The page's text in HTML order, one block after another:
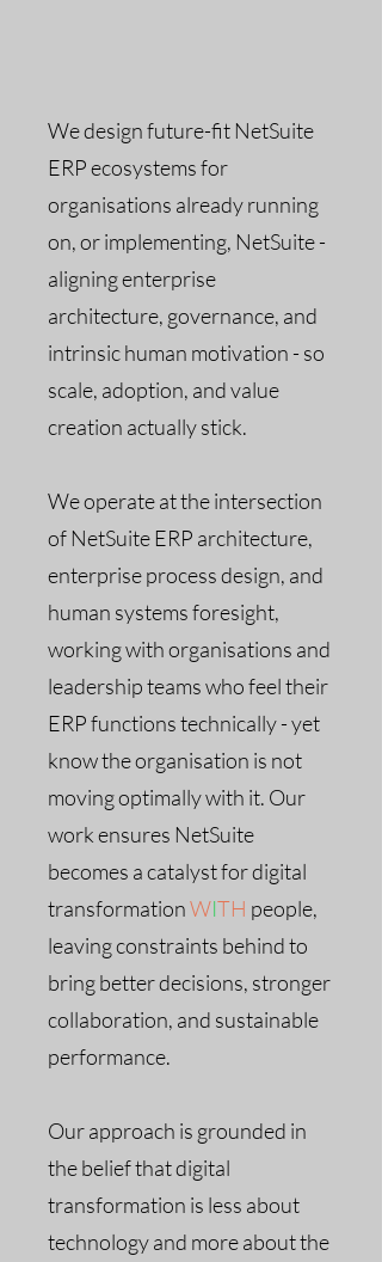
We design future-fit NetSuite
ERP ecosystems for
organisations already running
on, or implementing, NetSuite -
aligning enterprise
architecture, governance, and
intrinsic human motivation - so
scale, adoption, and value
creation actually stick.
Weoperate at the intersection
of NetSuite ERP architecture,
enterprise process design, and
human systems foresight,
working with organisations and
leadership teams who feel their
ERP functions technically - yet
know the organisation is not
moving optimally with it. Our
work ensures NetSuite
becomes a catalyst for digital
transformationWITH people,
leaving constraints behind to
bring better decisions, stronger
collaboration, and sustainable
performance.
​Our approach is grounded in
the belief that digital
transformation is less about
technology and more about the